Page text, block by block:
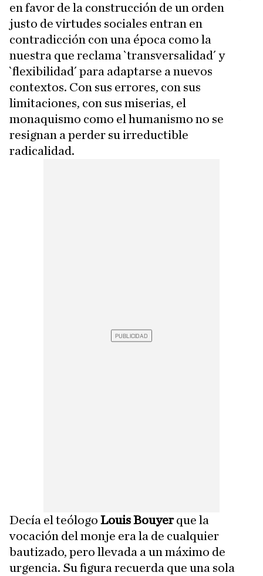
en favor de la construcción de un orden
justo de virtudes sociales entran en
contradicción con una época como la
nuestra que reclama `transversalidad´ y
`flexibilidad´ para adaptarse a nuevos
contextos. Con sus errores, con sus
limitaciones, con sus miserias, el
monaquismo como el humanismo no se
resignan a perder su irreductible
radicalidad.
Decía el teólogo Louis Bouyerque la
vocación del monje era la de cualquier
bautizado, pero llevada a un máximo de
urgencia. Su figura recuerda que una sola